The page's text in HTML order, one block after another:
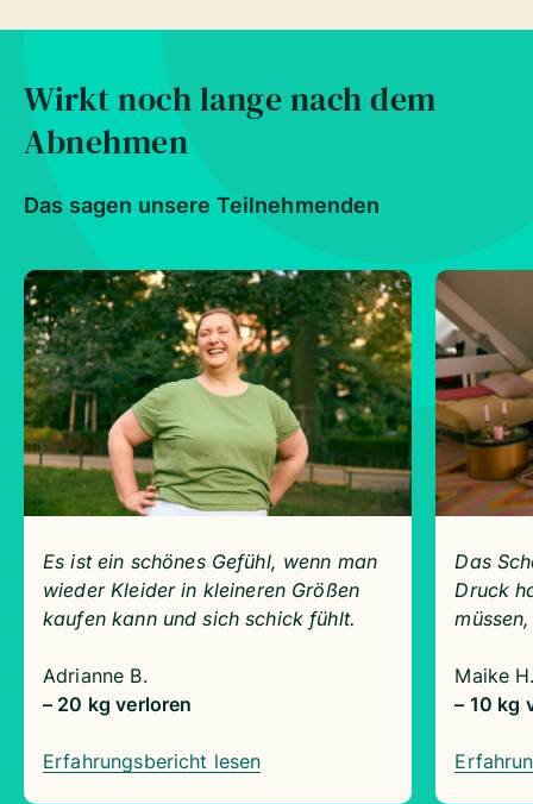
Wirkt noch lange nach dem
Abnehmen
Das sagen unsere Teilnehmenden
Es ist ein schönes Gefühl, wenn man
wieder Kleider in kleineren Größen
kaufen kann und sich schick fühlt.
Adrianne B.
– 20 kg verloren
Erfahrungsbericht lesen
Das
Druck
Maike
– 10 kg